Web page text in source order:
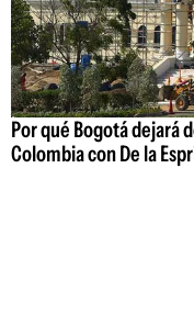
Por qué Bogotá dejará
Colombia con De la